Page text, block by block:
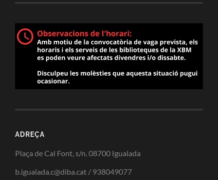
ADREÇA
Plaça de Cal Font, s/n. 08700 Igualada
b.igualada.c@diba.cat / 938049077